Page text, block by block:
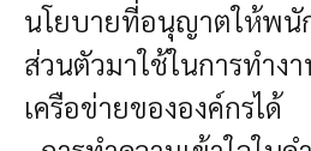
นโยบายที่อนุญาตให้พนั
ส่วนตัวมาใช้ในการทำง
เครือข่ายขององค์กรได้